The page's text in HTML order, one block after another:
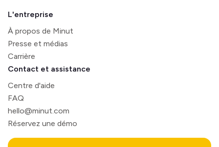
L'entreprise
À propos de Minut
Presse et médias
Carrière
Contact et assistance
Centre d'aide
FAQ
hello@minut.com
Réservez une démo